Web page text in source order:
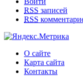
RSS записей
RSS
О сайте
Карта сайта
Контакты